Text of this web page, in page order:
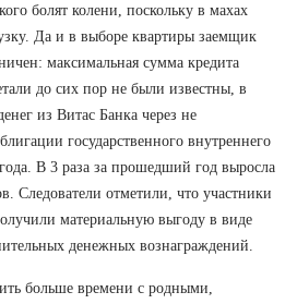
болят колени, поскольку в махах
Да и в выборе квартиры заемщик
максимальная сумма кредита
до сих пор не были известны, в
из Витас Банка через не
государственного внутреннего
В 3 раза за прошедший год выросла
Следователи отметили, что участники
материальную выгоду в виде
денежных вознаграждений.
больше времени с родными,